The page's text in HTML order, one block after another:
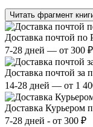
Читать фрагмент
Доставка почтой по
7-28 дней — от 300 ₽
Доставка почтой за
14-28 дней — от 1
Доставка Курьером
7-28 дней - от 300 ₽